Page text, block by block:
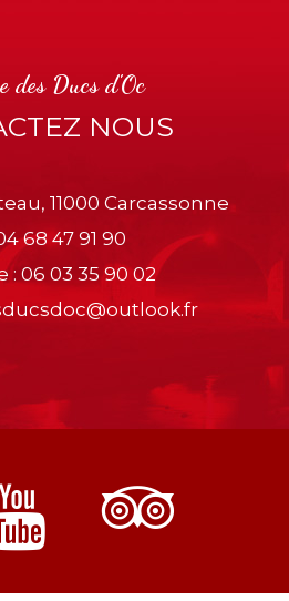
des Ducs d'Oc
NOUS
11000 Carcassonne
68 47 91 90
: 06 03 35 90 02